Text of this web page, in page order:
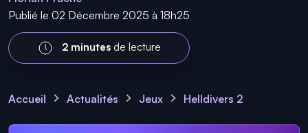
Publié le 02 Décembre 2025 à 18h25
2 minutes de lecture
Accueil Actualités Jeux Helldivers 2